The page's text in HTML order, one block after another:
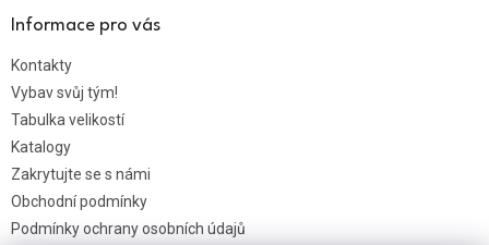
Informace pro vás
Kontakty
Vybav svůj tým!
Tabulka velikostí
Katalogy
Zakrytujte se s námi
Obchodní podmínky
Podmínky ochrany osobních údajů